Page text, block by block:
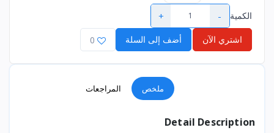
الكمية -
+
اشتري الآن أضف إلى السلة 0
ملخص المراجعات
Detail Description